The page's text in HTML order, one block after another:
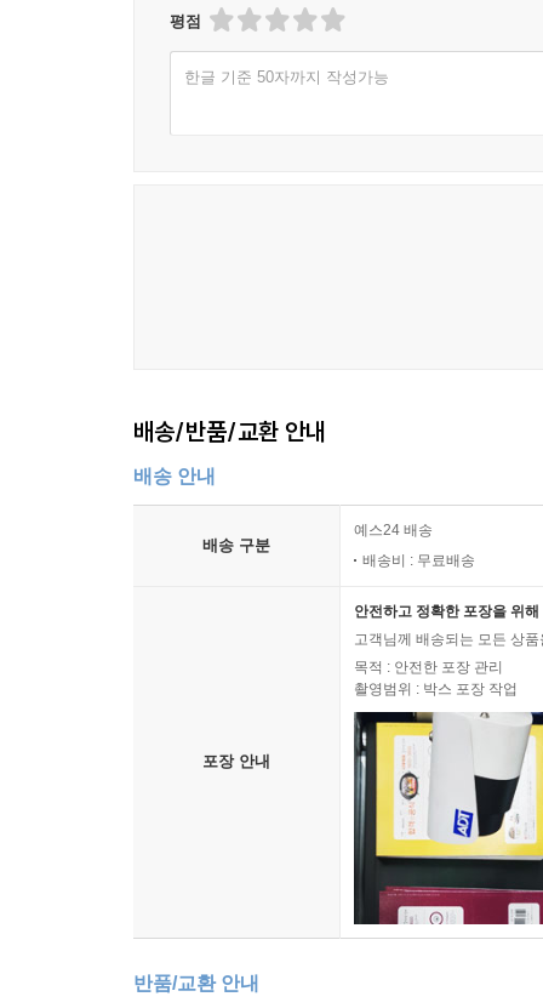
평점
한글 기준 50자까지 작성가능
배송/반품/교환 안내
배송 안내
배송 구분
예스24 배송
배송비 : 무료배송
포장 안내
안전하고 정확한 포장을 위
고객님께 배송되는 모든 상
목적 : 안전한 포장 관리
촬영범위 : 박스 포장 작업
반품/교환 안내